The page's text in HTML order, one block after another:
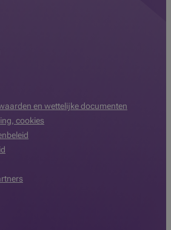
en wettelijke documenten
cookies